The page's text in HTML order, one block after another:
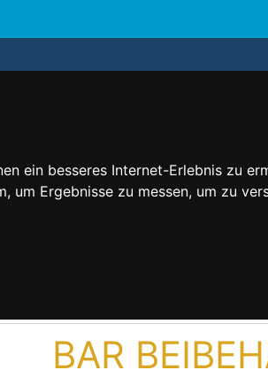
ein besseres Internet-Erlebnis zu
Ergebnisse zu messen, um zu
BAR